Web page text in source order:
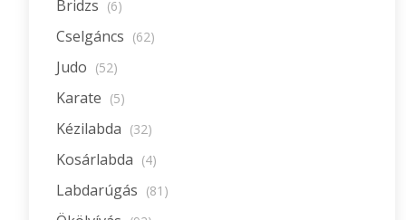
Bridzs (6)
Cselgáncs (62)
Judo (52)
Karate (5)
Kézilabda (32)
Kosárlabda (4)
Labdarúgás (81)